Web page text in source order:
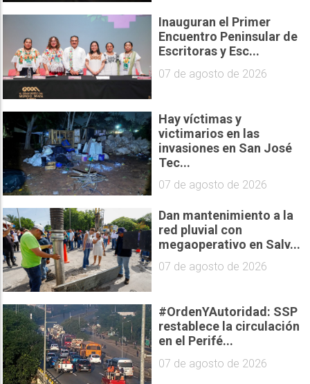
Inauguran el Primer
Encuentro Peninsular de
Escritoras y Esc...
07 de agosto de 2026
Hay víctimas y
victimarios en las
invasiones en San José
Tec...
07 de agosto de 2026
Dan mantenimiento a la
red pluvial con
megaoperativo en Salv...
07 de agosto de 2026
#OrdenYAutoridad: SSP
restablece la circulación
en el Perifé...
07 de agosto de 2026